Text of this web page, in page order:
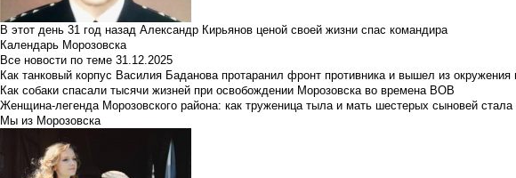
В этот день 31 год назад Александр Кирьянов ценой своей жизни спас командира
Календарь Морозовска
Все новости по теме 31.12.2025
Как танковый корпус Василия Баданова протаранил фронт противника и вышел из
Как собаки спасали тысячи жизней при освобождении Морозовска во времена ВОВ
Женщина-легенда Морозовского района: как труженица тыла и мать шестерых сыновей
Мы из Морозовска